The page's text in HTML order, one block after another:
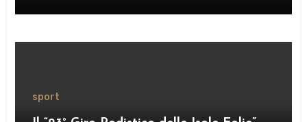
sport